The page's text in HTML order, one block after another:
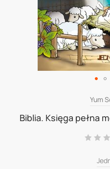
Yum
Biblia. Księga pełna